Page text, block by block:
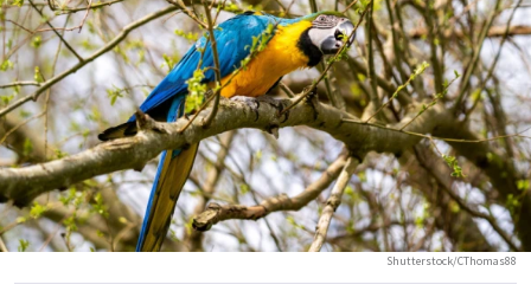
Shutterstock/CThomas88